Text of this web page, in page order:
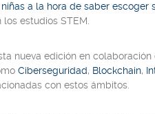
a la hora de saber escoger
estudios STEM.
nueva edición en colaboración
Ciberseguridad, Blockchain,
con estos ámbitos.